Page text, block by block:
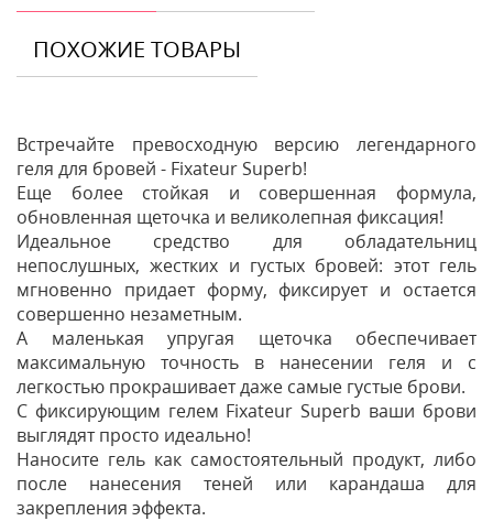
ПОХОЖИЕ ТОВАРЫ
Встречайте превосходную версию легендарного
геля для бровей - Fixateur Superb!
Еще более стойкая и совершенная формула,
обновленная щеточка и великолепная фиксация!
Идеальное средство для обладательниц
непослушных, жестких и густых бровей: этот гель
мгновенно придает форму, фиксирует и остается
совершенно незаметным.
А маленькая упругая щеточка обеспечивает
максимальную точность в нанесении геля и с
легкостью прокрашивает даже самые густые брови.
С фиксирующим гелем Fixateur Superb ваши брови
выглядят просто идеально!
Наносите гель как самостоятельный продукт, либо
после нанесения теней или карандаша для
закрепления эффекта.